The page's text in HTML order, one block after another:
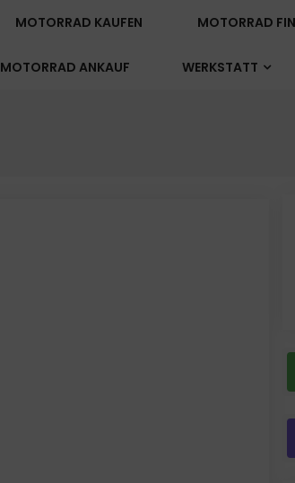
MOTORRAD
MOTORRAD KAUFEN
WERKSTATT
MOTORRAD ANKAUF